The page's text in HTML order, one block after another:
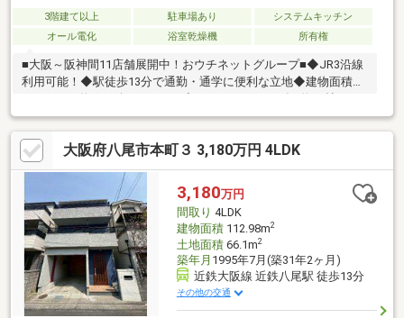
3階建て以上 駐車場あり
システムキッチン
オール電化
浴室乾燥機 所有権
■大阪～阪神間11店舗展開中！おウチネットグループ■◆JR3沿線
利用可能！◆駅徒歩13分で通勤・通学に便利な立地◆建物面積
広々LDK◆全居室クローゼット完備◆玄関にはシューズBOX付き
◆駐車スペース1台分あり（車種による）◆1坪タイプのゆったり
浴室◆充実の住宅設備・IHコンロ・食器洗浄乾燥機・浴室乾燥
機・温水洗浄便座・電気温水器◆小学校まで徒歩4分でお子様の
大阪府八尾市本町３ 3,180万円 4LDK
3,180万円
間取り 4LDK
建物面積112.98m2
土地面積66.1m2
築年月 1995年7月(築31年2ヶ月)
近鉄大阪線 近鉄八尾駅 徒歩13分
その他の交通